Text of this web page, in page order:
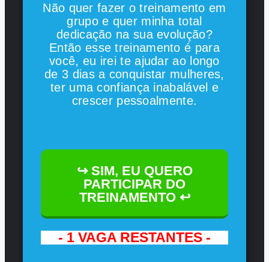
Não quer fazer o treinamento em
grupo e quer minha total
dedicação na sua evolução?
Então esse treinamento é para
você, eu irei te ajudar ao longo
de 3 dias a conquistar mulheres,
ter uma confiança inabalável e
crescer pessoalmente.
↪ SIM, EU QUERO
PARTICIPAR DO
TREINAMENTO ↩
- 1 VAGA RESTANTES -